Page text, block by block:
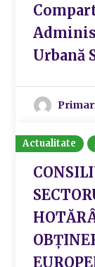
Urbană
Actualitate